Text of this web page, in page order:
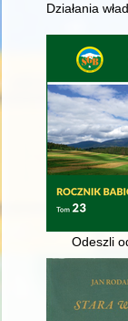
Działania
Odeszli